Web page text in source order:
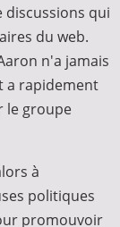
discussions qui
du web.
n'a jamais
a rapidement
le groupe
à
politiques
promouvoir